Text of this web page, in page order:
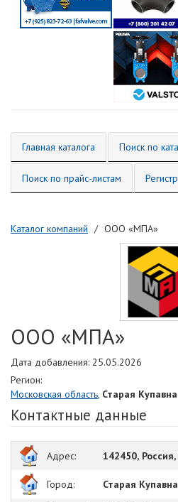
Главная каталога Поиск по
Поиск по прайс-листам
Каталог компаний ООО «МПА»
ООО «МПА»
Дата добавления: 25.05.2026
Регион:
Московская область, Старая Купавна
Контактные данные
Адрес: 142450,
Город:
Старая Купавна